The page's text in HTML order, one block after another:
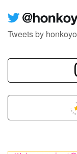
Tweets by honkoyo